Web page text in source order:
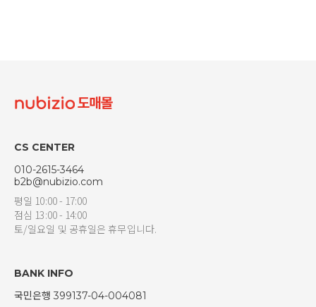
CS CENTER
010-2615-3464
b2b@nubizio.com
평일 10:00 - 17:00
점심 13:00 - 14:00
토/일요일 및 공휴일은 휴무입니다.
BANK INFO
국민은행 399137-04-004081